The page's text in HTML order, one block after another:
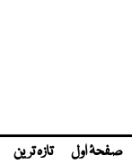
صفحۂ اول تازہ ترین